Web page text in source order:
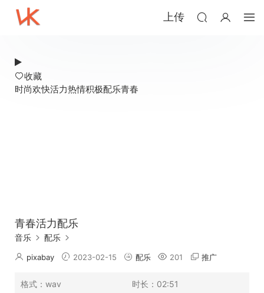
上传
收藏
时尚欢快活力热情积极配乐青春
青春活力配乐
音乐 配乐
pixabay 2023-02-15 配乐 201 推广
格式： wav 时长： 02:51